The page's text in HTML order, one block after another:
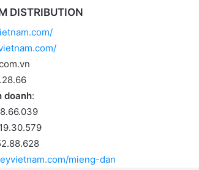
DISTRIBUTION
doanh:
mieng-dan